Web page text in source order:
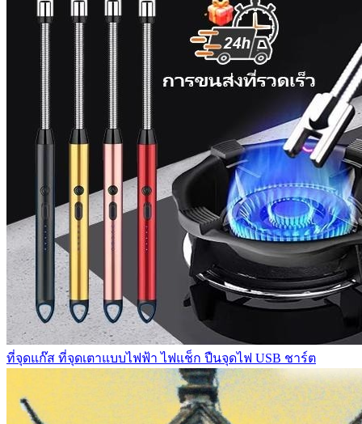
ที่จุดแก๊ส ที่จุดเตาแบบไฟฟ้า ไฟแช็ก ปืนจุดไฟ USB ชาร์ต